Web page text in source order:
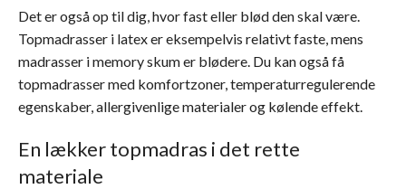
Det er også op til dig, hvor fast eller blød den skal være.
Topmadrasser i latex er eksempelvis relativt faste, mens
madrasser i memory skum er blødere. Du kan også få
topmadrasser med komfortzoner, temperaturregulerende
egenskaber, allergivenlige materialer og kølende effekt.
En lækker topmadras i det rette
materiale